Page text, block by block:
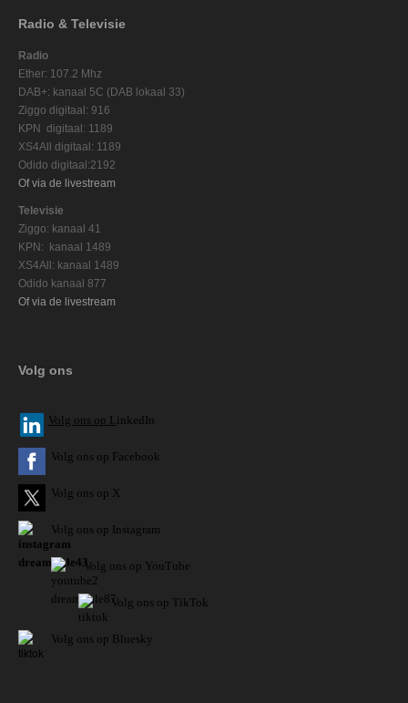
Radio & Televisie
Radio
Ether: 107.2 Mhz
DAB+: kanaal 5C (DAB lokaal 33)
Ziggo digitaal: 916
KPN digitaal: 1189
XS4All digitaal: 1189
Odido digitaal:2192
Of via de livestream
Televisie
Ziggo: kanaal 41
KPN: kanaal 1489
XS4All: kanaal 1489
Odido kanaal 877
Of via de livestream
Volg ons
Volg ons op L inkedIn
Volg ons op Facebook
Volg ons op X
Volg ons op Instagram
Volg ons op YouTube
Volg ons op TikTok
Volg ons op Bluesky